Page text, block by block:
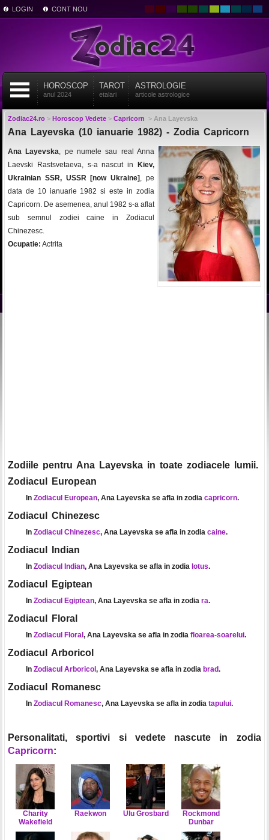
LOGIN CONT NOU
HOROSCOP
anul 2024
TAROT
etalari
ASTROLOGIE
articole astrologice
Zodiac24.ro> Horoscop Vedete> Capricorn > Ana Layevska
Ana Layevska (10 ianuarie 1982) - Zodia Capricorn
Ana Layevska, pe numele sau real Anna
Laevski Rastsvetaeva, s-a nascut in
Kiev,
Ukrainian SSR, USSR [now Ukraine] , pe
data de 10 ianuarie 1982 si este in zodia
Capricorn. De asemenea, anul 1982 s-a aflat
sub semnul zodiei caine in Zodiacul
Chinezesc.
Ocupatie: Actrita
Zodiile pentru Ana Layevska in toate zodiacele lumii.
Zodiacul European
In Zodiacul European, Ana Layevska se afla in zodia capricorn.
Zodiacul Chinezesc
In Zodiacul Chinezesc, Ana Layevska se afla in zodia caine.
Zodiacul Indian
In Zodiacul Indian, Ana Layevska se afla in zodia lotus.
Zodiacul Egiptean
In Zodiacul Egiptean, Ana Layevska se afla in zodia ra.
Zodiacul Floral
In Zodiacul Floral, Ana Layevska se afla in zodia floarea-soarelui.
Zodiacul Arboricol
In Zodiacul Arboricol, Ana Layevska se afla in zodia brad.
Zodiacul Romanesc
In Zodiacul Romanesc, Ana Layevska se afla in zodia tapului.
Personalitati, sportivi si vedete nascute in zodia
Capricorn:
Charity
Wakefield
Raekwon Ulu Grosbard
Rockmond
Dunbar